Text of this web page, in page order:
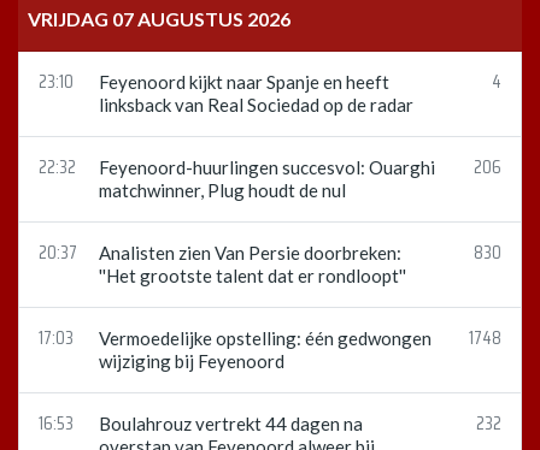
VRIJDAG 07 AUGUSTUS 2026
23:10
Feyenoord kijkt naar Spanje en heeft
linksback van Real Sociedad op de radar
4
22:32
Feyenoord-huurlingen succesvol: Ouarghi
matchwinner, Plug houdt de nul
206
20:37
Analisten zien Van Persie doorbreken:
''Het grootste talent dat er rondloopt''
830
17:03
Vermoedelijke opstelling: één gedwongen
wijziging bij Feyenoord
1748
16:53
Boulahrouz vertrekt 44 dagen na
232